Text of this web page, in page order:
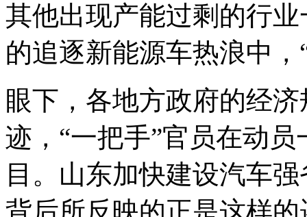
其他出现产能过剩的行
的追逐新能源车热浪中
眼下，各地方政府的经
迹，“一把手”官员在动
目。山东加快建设汽车